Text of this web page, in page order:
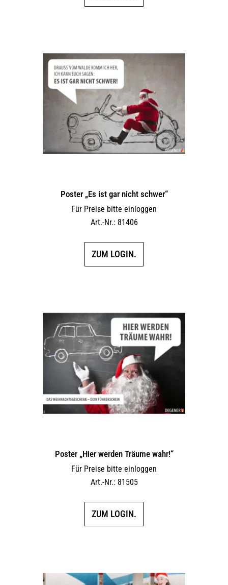
Poster „Es ist gar nicht schwer“
Für Preise bitte einloggen
Art.-Nr.: 81406
ZUM LOGIN.
Poster „Hier werden Träume wahr!“
Für Preise bitte einloggen
Art.-Nr.: 81505
ZUM LOGIN.